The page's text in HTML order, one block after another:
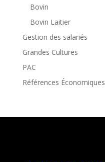
Bovin
Bovin Laitier
Gestion des salariés
Grandes Cultures
PAC
Références Économiques